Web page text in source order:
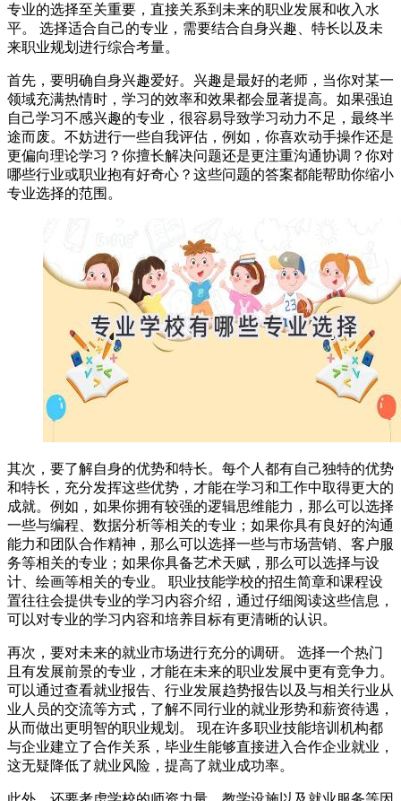
专业的选择至关重要，直接关系到未来的职业发展和收入水
平。 选择适合自己的专业，需要结合自身兴趣、特长以及未
来职业规划进行综合考量。
首先，要明确自身兴趣爱好。兴趣是最好的老师，当你对某一
领域充满热情时，学习的效率和效果都会显著提高。如果强迫
自己学习不感兴趣的专业，很容易导致学习动力不足，最终半
途而废。不妨进行一些自我评估，例如，你喜欢动手操作还是
更偏向理论学习？你擅长解决问题还是更注重沟通协调？你对
哪些行业或职业抱有好奇心？这些问题的答案都能帮助你缩小
专业选择的范围。
其次，要了解自身的优势和特长。每个人都有自己独特的优势
和特长，充分发挥这些优势，才能在学习和工作中取得更大的
成就。例如，如果你拥有较强的逻辑思维能力，那么可以选择
一些与编程、数据分析等相关的专业；如果你具有良好的沟通
能力和团队合作精神，那么可以选择一些与市场营销、客户服
务等相关的专业；如果你具备艺术天赋，那么可以选择与设
计、绘画等相关的专业。 职业技能学校的招生简章和课程设
置往往会提供专业的学习内容介绍，通过仔细阅读这些信息，
可以对专业的学习内容和培养目标有更清晰的认识。
再次，要对未来的就业市场进行充分的调研。 选择一个热门
且有发展前景的专业，才能在未来的职业发展中更有竞争力。
可以通过查看就业报告、行业发展趋势报告以及与相关行业从
业人员的交流等方式，了解不同行业的就业形势和薪资待遇，
从而做出更明智的职业规划。 现在许多职业技能培训机构都
与企业建立了合作关系，毕业生能够直接进入合作企业就业，
这无疑降低了就业风险，提高了就业成功率。